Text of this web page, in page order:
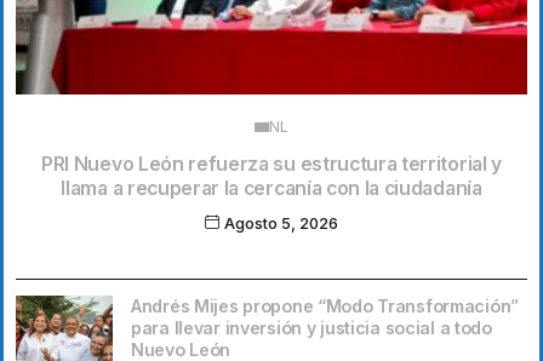
NL
PRI Nuevo León refuerza su estructura territorial y
llama a recuperar la cercanía con la ciudadanía
Agosto 5, 2026
Andrés Mijes propone “Modo Transformación”
para llevar inversión y justicia social a todo
Nuevo León